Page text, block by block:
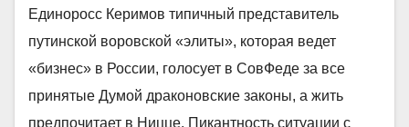
Единоросс Керимов типичный представитель
путинской воровской «элиты», которая ведет
«бизнес» в России, голосует в СовФеде за все
принятые Думой драконовские законы, а жить
предпочитает в Ницце. Пикантность ситуации с